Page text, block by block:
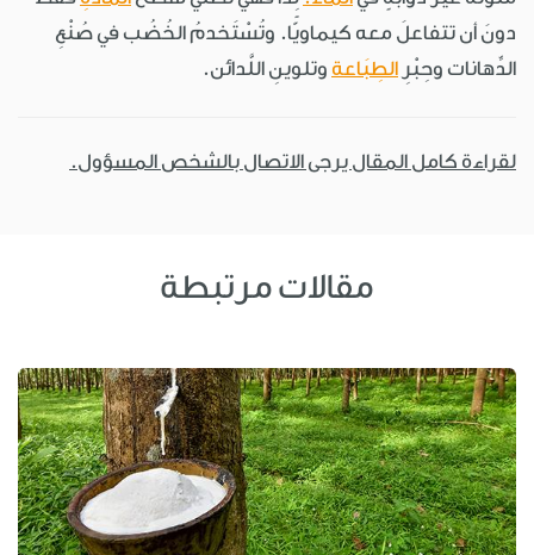
دونَ أن تتفاعلَ معه كيماويًّا. وتُسْتَخدمُ الخُضُب في صُنْعِ
الدِّهانات وحِبْرِ الطِبَاعة وتلوينِ اللَّدائن.
لقراءة كامل المقال يرجى الاتصال بالشخص المسؤول.
مقالات مرتبطة